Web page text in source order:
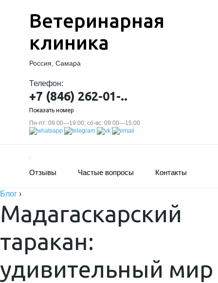
Ветеринарная
клиника
Россия, Самара
Телефон:
+7 (846) 262-01-..
Показать номер
Пн-пт: 09:00—19:00; сб-вс: 09:00—15:00
Отзывы Частые вопросы Контакты
Блог ›
Мадагаскарский
таракан:
удивительный мир